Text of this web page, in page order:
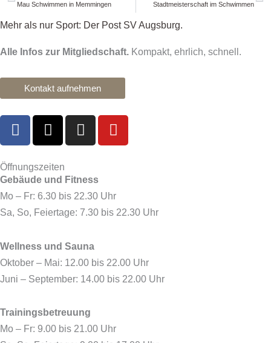
Mau Schwimmen in Memmingen Stadtmeisterschaft im Schwimmen
Mehr als nur Sport: Der Post SV Augsburg.
Alle Infos zur Mitgliedschaft. Kompakt, ehrlich, schnell.
Kontakt aufnehmen
F
a
e
b
o
o
X
-
w
i
t
t
r
I
n
a
g
r
m
Y
o
b
e
Öffnungszeiten
Gebäude und Fitness
Mo – Fr: 6.30 bis 22.30 Uhr
Sa, So, Feiertage: 7.30 bis 22.30 Uhr
Wellness und Sauna
Oktober – Mai: 12.00 bis 22.00 Uhr
Juni – September: 14.00 bis 22.00 Uhr
Trainingsbetreuung
Mo – Fr: 9.00 bis 21.00 Uhr